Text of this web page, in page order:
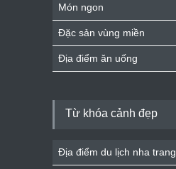
Món ngon
Đặc sản vùng miền
Địa điểm ăn uống
Từ khóa cảnh đẹp
Địa điểm du lịch nha trang